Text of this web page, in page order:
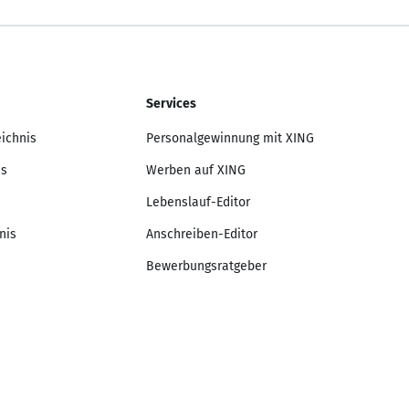
Services
Personalgewinnung mit XING
Werben auf XING
Lebenslauf-Editor
Anschreiben-Editor
Bewerbungsratgeber